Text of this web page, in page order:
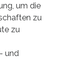
um die
zu
zu
und